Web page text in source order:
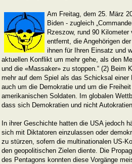
Am Freitag, dem 25. März
Biden - zugleich
Rzeszow, rund 90
entfernt, die Angehörigen
ihnen für Ihren Einsatz und
aktuellen Konflikt um mehr gehe, als den
und die «Massaker» zu stoppen.“ (2) Beim
mehr auf dem Spiel als das Schicksal
auch um die Demokratie und um die
amerikanischen Soldaten. Im globalen
dass sich Demokratien und nicht
In ihrer Geschichte hatten die USA jedoch
sich mit Diktatoren einzulassen oder
zu stürzen, sofern die multinationalen US-
den geopolitischen Zielen diente. Die
des Pentagons konnten diese Vorgänge